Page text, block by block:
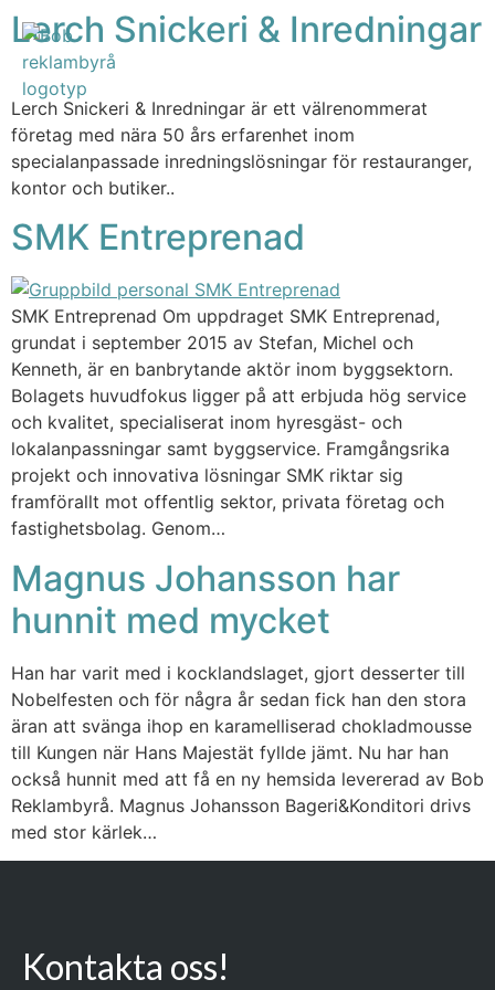
Lerch Snickeri & Inredningar
Lerch Snickeri & Inredningar är ett välrenommerat
företag med nära 50 års erfarenhet inom
specialanpassade inredningslösningar för restauranger,
kontor och butiker..
SMK Entreprenad
SMK Entreprenad Om uppdraget SMK Entreprenad,
grundat i september 2015 av Stefan, Michel och
Kenneth, är en banbrytande aktör inom byggsektorn.
Bolagets huvudfokus ligger på att erbjuda hög service
och kvalitet, specialiserat inom hyresgäst- och
lokalanpassningar samt byggservice. Framgångsrika
projekt och innovativa lösningar SMK riktar sig
framförallt mot offentlig sektor, privata företag och
fastighetsbolag. Genom…
Magnus Johansson har
hunnit med mycket
Han har varit med i kocklandslaget, gjort desserter till
Nobelfesten och för några år sedan fick han den stora
äran att svänga ihop en karamelliserad chokladmousse
till Kungen när Hans Majestät fyllde jämt. Nu har han
också hunnit med att få en ny hemsida levererad av Bob
Reklambyrå. Magnus Johansson Bageri&Konditori drivs
med stor kärlek…
Kontakta oss!